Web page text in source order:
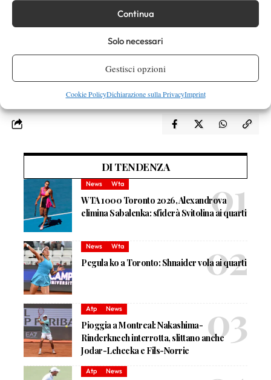
Continua
Solo necessari
Gestisci opzioni
Cookie PolicyDichiarazione sulla PrivacyImprint
Singolare femminile. Semifinali: C. Giambelli (Ita) b. T. Deng
(Swe) 6-4 7-5, S. Depesova (Svk) b. F. Marino (Ita) 6-4 6-2.
DI TENDENZA
News Wta
WTA 1000 Toronto 2026, Alexandrova
elimina Sabalenka: sfiderà Svitolina ai quarti
News Wta
Pegula ko a Toronto: Shnaider vola ai quarti
Atp News
Pioggia a Montreal: Nakashima-
Rinderknech interrotta, slittano anche
Jodar-Lehecka e Fils-Norrie
Atp News